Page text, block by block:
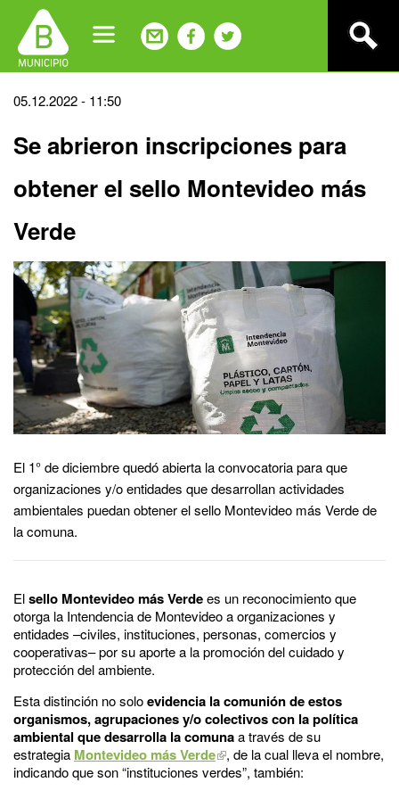
navigation
Back
top
05.12.2022 - 11:50
Se abrieron inscripciones para
obtener el sello Montevideo más
Verde
El 1° de diciembre quedó abierta la convocatoria para que
organizaciones y/o entidades que desarrollan actividades
ambientales puedan obtener el sello Montevideo más Verde de
la comuna.
Elsello Montevideo más Verdees un reconocimiento que
otorga la Intendencia de Montevideo a organizaciones y
entidades –civiles, instituciones, personas, comercios y
cooperativas– por su aporte a la promoción del cuidado y
protección del ambiente.
Esta distinción no soloevidencia la comunión de estos
organismos, agrupaciones y/o colectivos con la política
ambiental que desarrolla la comunaa través de su
estrategia Montevideo más Verde
, de la cual lleva el nombre,
indicando que son “instituciones verdes”, también: